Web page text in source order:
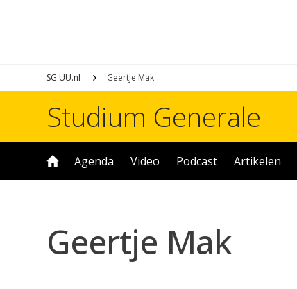
SG.UU.nl Geertje Mak
Studium Generale
Agenda Video Podcast Artikelen
Geertje Mak